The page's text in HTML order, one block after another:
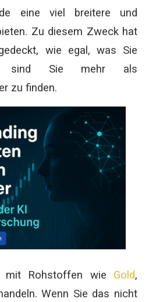
eine viel breitere und
Zu diesem Zweck hat
wie egal, was Sie
sind Sie mehr als
zu finden.
mit Rohstoffen wie Gold,
Wenn Sie das nicht